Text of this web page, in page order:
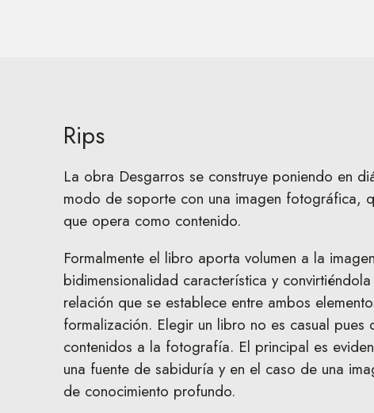
Rips
La obra Desgarros se construye poniendo en
modo de soporte con una imagen fotográfica,
que opera como contenido.
Formalmente el libro aporta volumen a la
bidimensionalidad característica y
relación que se establece entre ambos
formalización. Elegir un libro no es casual pues
contenidos a la fotografía. El principal es
una fuente de sabiduría y en el caso de una
de conocimiento profundo.